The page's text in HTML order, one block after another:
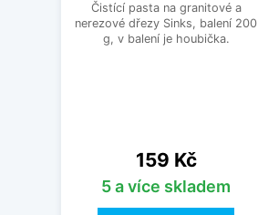
Čistící pasta na granitové a
nerezové dřezy Sinks, balení 200
g, v balení je houbička.
Cena
159 Kč
5 a více skladem